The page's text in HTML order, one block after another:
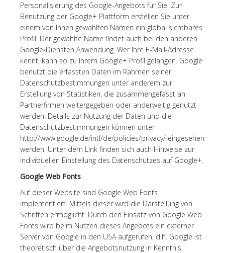
Personalisierung des Google-Angebots für Sie. Zur
Benutzung der Google+ Plattform erstellen Sie unter
einem von Ihnen gewählten Namen ein global sichtbares
Profil. Der gewählte Name findet auch bei den anderen
Google-Diensten Anwendung. Wer Ihre E-Mail-Adresse
kennt, kann so zu Ihrem Google+ Profil gelangen. Google
benutzt die erfassten Daten im Rahmen seiner
Datenschutzbestimmungen unter anderem zur
Erstellung von Statistiken, die zusammengefasst an
Partnerfirmen weitergegeben oder anderweitig genutzt
werden. Details zur Nutzung der Daten und die
Datenschutzbestimmungen können unter
http://www.google.de/intl/de/policies/privacy/ eingesehen
werden. Unter dem Link finden sich auch Hinweise zur
individuellen Einstellung des Datenschutzes auf Google+.
Google Web Fonts
Auf dieser Website sind Google Web Fonts
implementiert. Mittels dieser wird die Darstellung von
Schriften ermöglicht. Durch den Einsatz von Google Web
Fonts wird beim Nutzen dieses Angebots ein externer
Server von Google in den USA aufgerufen, d.h. Google ist
theoretisch über die Angebotsnutzung in Kenntnis